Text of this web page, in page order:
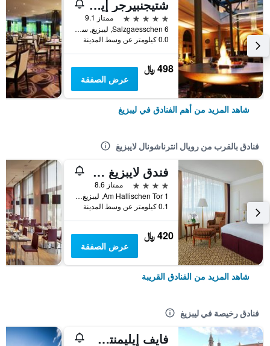
شتيجنبيرجر إيكون جراند هوتل هانديلشوف
5 نجوم
ممتاز 9.1
Salzgaesschen 6, ليبزيغ, سكسونيا, ألمانيا
0.0 كيلومتر عن وسط المدينة
498 ﷼
عرض الصفقة
شاهد المزيد من أهم الفنادق في ليبزيغ
فنادق بالقرب من رويال انترناشونال لايبزيغ
فندق لايبزيغ ماريوت
4 نجوم
ممتاز 8.6
Am Hallischen Tor 1, ليبزيغ, سكسونيا, ألمانيا
0.1 كيلومتر عن وسط المدينة
420 ﷼
عرض الصفقة
شاهد المزيد من الفنادق القريبة
فنادق رخيصة في ليبزيغ
فايف إيليمنتس هوستل ليبزيج